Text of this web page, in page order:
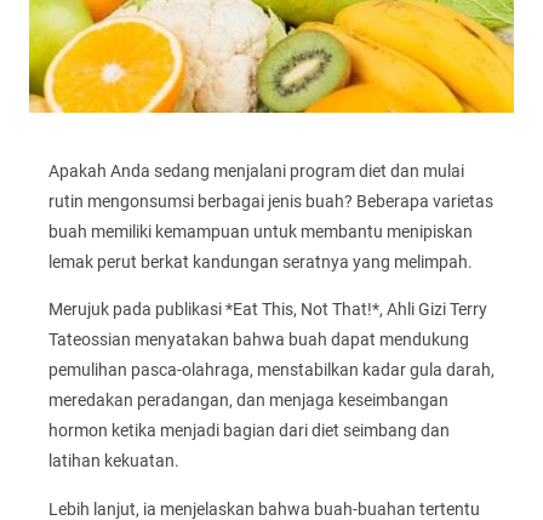
Apakah Anda sedang menjalani program diet dan mulai
rutin mengonsumsi berbagai jenis buah? Beberapa varietas
buah memiliki kemampuan untuk membantu menipiskan
lemak perut berkat kandungan seratnya yang melimpah.
Merujuk pada publikasi *Eat This, Not That!*, Ahli Gizi Terry
Tateossian menyatakan bahwa buah dapat mendukung
pemulihan pasca-olahraga, menstabilkan kadar gula darah,
meredakan peradangan, dan menjaga keseimbangan
hormon ketika menjadi bagian dari diet seimbang dan
latihan kekuatan.
Lebih lanjut, ia menjelaskan bahwa buah-buahan tertentu